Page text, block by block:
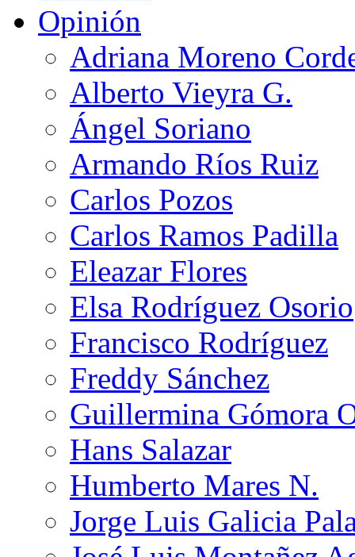
Opinión
Adriana Moreno
Alberto Vieyra G.
Ángel Soriano
Armando Ríos Ruiz
Carlos Pozos
Carlos Ramos Padilla
Eleazar Flores
Elsa Rodríguez Osorio
Francisco Rodríguez
Freddy Sánchez
Guillermina Gómora
Hans Salazar
Humberto Mares N.
Jorge Luis Galicia